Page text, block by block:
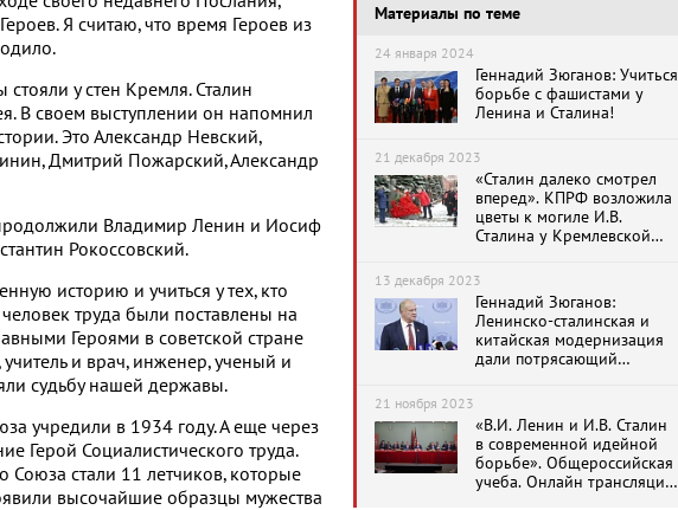
Материалы по теме
24 января 2024
Геннадий Зюганов: Учиться
борьбе с фашистами у
Ленина и Сталина!
21 декабря 2023
«Сталин далеко смотрел
вперед». КПРФ возложила
цветы к могиле И.В.
Сталина у Кремлевской
13 декабря 2023
Геннадий Зюганов:
Ленинско-сталинская и
китайская модернизация
дали потрясающий
21 ноября 2023
«В.И. Ленин и И.В. Сталин
в современной идейной
борьбе». Общероссийская
учеба. Онлайн трансляция
Я считаю, что время Героев из
у стен Кремля. Сталин
В своем выступлении он напомнил
Это Александр Невский,
Дмитрий Пожарский, Александр
Владимир Ленин и Иосиф
Рокоссовский.
историю и учиться у тех, кто
труда были поставлены на
Героями в советской стране
и врач, инженер, ученый и
судьбу нашей державы.
учредили в 1934 году. А еще через
Герой Социалистического труда.
Союза стали 11 летчиков, которые
высочайшие образцы мужества